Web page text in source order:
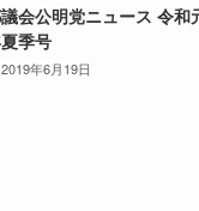
会公明党ニュース 令和
季号
2019年6月19日